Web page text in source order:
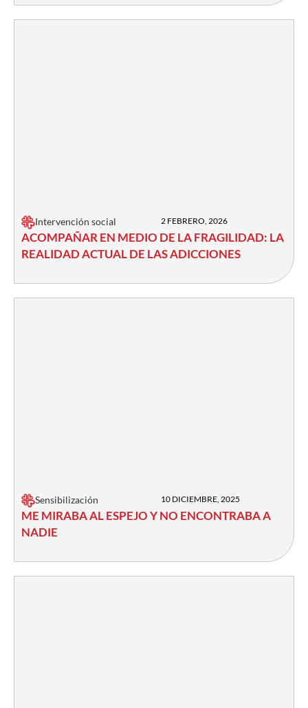
Intervención social 2 FEBRERO, 2026
ACOMPAÑAR EN MEDIO DE LA FRAGILIDAD: LA
REALIDAD ACTUAL DE LAS ADICCIONES
Sensibilización 10 DICIEMBRE, 2025
ME MIRABA AL ESPEJO Y NO ENCONTRABA A
NADIE